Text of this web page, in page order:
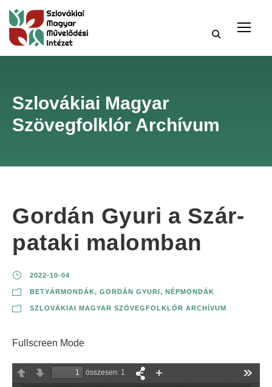
Szlovákiai Magyar
Szövegfolklór Archívum
Gordán Gyuri a Szár-
pataki malomban
2022-10-04
BETYÁRMONDÁK, GORDÁN GYURI , NÉPMONDÁK
SZLOVÁKIAI MAGYAR SZÖVEGFOLKLÓR ARCHÍVUM
Fullscreen Mode